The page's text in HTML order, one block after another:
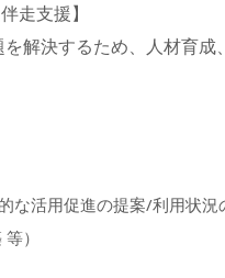
走支援】
解決するため、人材育成
な活用促進の提案/利用状
）